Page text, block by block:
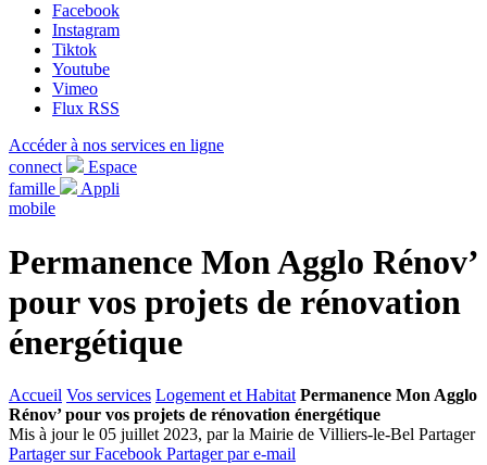
Facebook
Instagram
Tiktok
Youtube
Vimeo
Flux RSS
Accéder à nos services en ligne
connect
Espace
famille
Appli
mobile
Permanence Mon Agglo Rénov’
pour vos projets de rénovation
énergétique
Accueil Vos services Logement et Habitat Permanence Mon Agglo
Rénov’ pour vos projets de rénovation énergétique
Mis à jour le 05 juillet 2023, par la Mairie de Villiers-le-Bel Partager
Partager sur Facebook Partager par e-mail